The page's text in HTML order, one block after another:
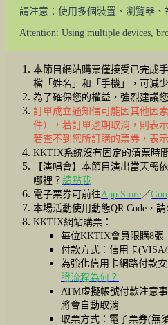
請注意：使用多個裝置、瀏覽器
Attention: Using multiple devices,
本節目網站購票僅接受已完成
檔「姓名」和「手機」，可減
為了確保您的權益，強烈建議
訂單成立通知信可能因其他因
件），若訂單逾期取消，則表
若查不到您所訂購的票券，表
KKTIX系統沒有固定的清票時
【演唱會】本節目演出當天需
哪裡？ 請點我
電子票券可前往App Store ／
本場活動使用動態QR Code，
KKTIX網站購票：
每位KKTIX會員限購8張
付款方式：信用卡
為強化信用卡網路付款
證流程為何？
ATM虛擬帳號付款注意
將會自動取消
取票方式：電子票券(無